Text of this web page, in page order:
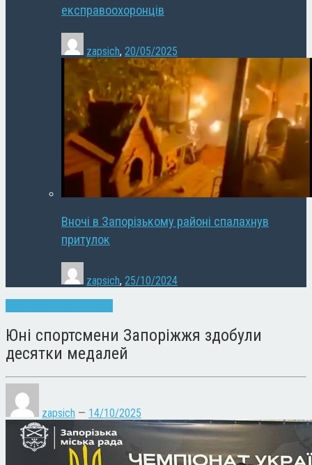
експравоохоронців
zapsich, 20/05/2025
Вночі в Запорізькому районі спалахнув
притулок
zapsich, 25/10/2024
Юні спортсмени Запоріжжя здобули
десятки медалей
zapsich — 14/10/2025